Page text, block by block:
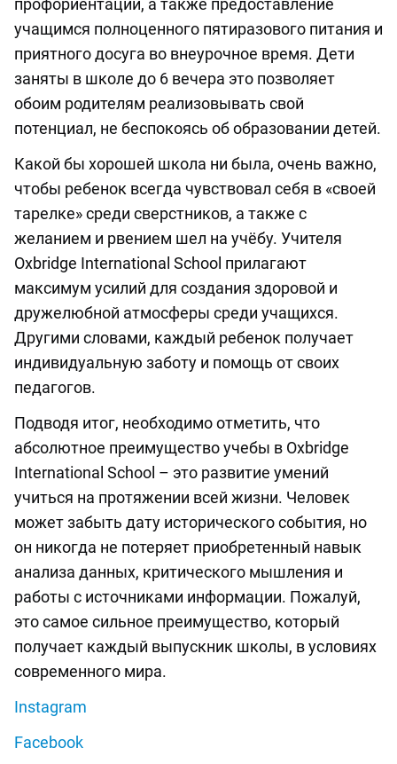
профориентации, а также предоставление
учащимся полноценного пятиразового питания и
приятного досуга во внеурочное время. Дети
заняты в школе до 6 вечера это позволяет
обоим родителям реализовывать свой
потенциал, не беспокоясь об образовании детей.
Какой бы хорошей школа ни была, очень важно,
чтобы ребенок всегда чувствовал себя в «своей
тарелке» среди сверстников, а также с
желанием и рвением шел на учёбу. Учителя
Oxbridge International School прилагают
максимум усилий для создания здоровой и
дружелюбной атмосферы среди учащихся.
Другими словами, каждый ребенок получает
индивидуальную заботу и помощь от своих
педагогов.
Подводя итог, необходимо отметить, что
абсолютное преимущество учебы в Oxbridge
International School – это развитие умений
учиться на протяжении всей жизни. Человек
может забыть дату исторического события, но
он никогда не потеряет приобретенный навык
анализа данных, критического мышления и
работы с источниками информации. Пожалуй,
это самое сильное преимущество, который
получает каждый выпускник школы, в условиях
современного мира.
Instagram
Facebook